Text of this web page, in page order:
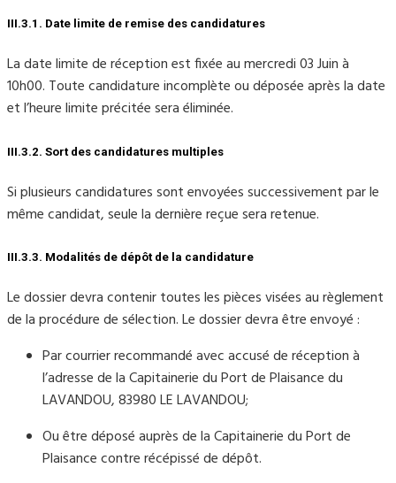
III.3.1. Date limite de remise des candidatures
La date limite de réception est fixée au mercredi 03 Juin à
10h00. Toute candidature incomplète ou déposée après la date
et l’heure limite précitée sera éliminée.
III.3.2. Sort des candidatures multiples
Si plusieurs candidatures sont envoyées successivement par le
même candidat, seule la dernière reçue sera retenue.
III.3.3. Modalités de dépôt de la candidature
Le dossier devra contenir toutes les pièces visées au règlement
de la procédure de sélection. Le dossier devra être envoyé :
Par courrier recommandé avec accusé de réception à
l’adresse de la Capitainerie du Port de Plaisance du
LAVANDOU, 83980 LE LAVANDOU;
Ou être déposé auprès de la Capitainerie du Port de
Plaisance contre récépissé de dépôt.